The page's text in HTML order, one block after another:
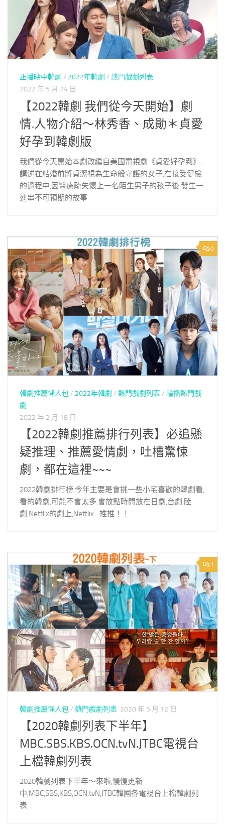
正播映中韓劇 / 2022年韓劇 / 熱門戲劇列表
2022 年 5 月 24 日
【2022韓劇 我們從今天開始】劇
情.人物介紹～林秀香、成勛＊貞愛
好孕到韓劇版
我們從今天開始本劇改編自美國電視劇《貞愛好孕到》,
講述在結婚前將貞潔視為生命般守護的女子,在接受健檢
的過程中,因醫療疏失懷上一名陌生男子的孩子後,發生一
連串不可預期的故事
0
韓劇推薦懶人包/ 2022年韓劇 / 熱門戲劇列表 / 輪播熱門戲
劇
2022 年 2 月 18 日
【2022韓劇推薦排行列表】必追懸
疑推理、推薦愛情劇，吐槽驚悚
劇，都在這裡~~~
2022韓劇排行榜,今年主要是會挑一些小宅喜歡的韓劇看,
看的韓劇,可能不會太多,會放點時間放在日劇,台劇,陸
劇,Netflix的劇上,Netflix…推推！！
1
韓劇推薦懶人包/ 熱門戲劇列表 2020 年 5 月 12 日
【2020韓劇列表下半年】
MBC.SBS.KBS.OCN.tvN.JTBC電視台
上檔韓劇列表
2020韓劇列表下半年～來啦,慢慢更新
中,MBC,SBS,KBS,OCN,tvN,JTBC韓國各電視台上檔韓劇列
表